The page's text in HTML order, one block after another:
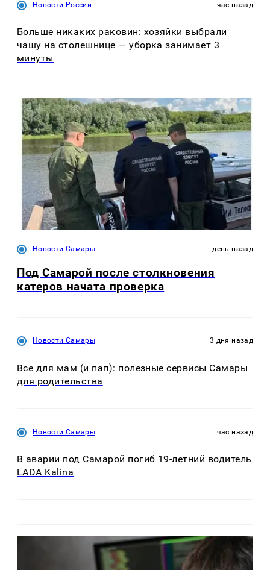
Новости России час назад
Больше никаких раковин: хозяйки выбрали
чашу на столешнице — уборка занимает 3
минуты
Новости Самары день назад
Под Самарой после столкновения
катеров начата проверка
Новости Самары 3 дня назад
Все для мам (и пап): полезные сервисы Самары
для родительства
Новости Самары час назад
В аварии под Самарой погиб 19-летний водитель
LADA Kalina